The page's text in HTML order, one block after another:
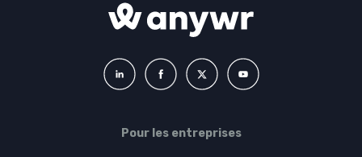
Pour les entreprises